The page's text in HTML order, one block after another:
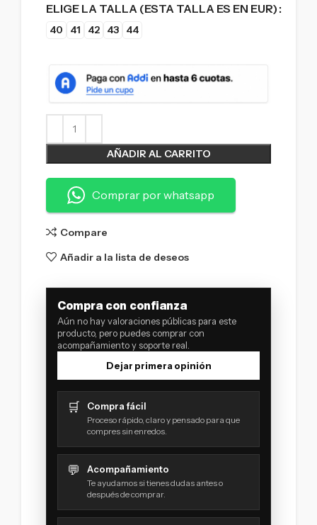
ELIGE LA TALLA (ESTA TALLA ES EN EUR)
40 41 42 43 44
AÑADIR AL CARRITO
Comprar por whatsapp
Compare
Añadir a la lista de deseos
Compra con confianza
Aún no hay valoraciones públicas para este
producto, pero puedes comprar con
acompañamiento y soporte real.
Dejar primera opinión
🛒 Compra fácil
Proceso rápido, claro y pensado para que
compres sin enredos.
💬 Acompañamiento
Te ayudamos si tienes dudas antes o
después de comprar.